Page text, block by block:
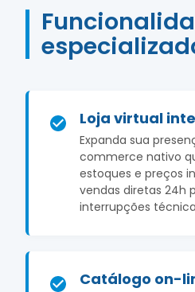
Loja virtual
Expanda sua
commerce nativo
estoques e preços
vendas diretas 24h
interrupções
Catálogo on-